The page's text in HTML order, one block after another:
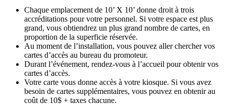
Chaque emplacement de 10’ X 10’ donne droit à trois
accréditations pour votre personnel. Si votre espace est plus
grand, vous obtiendrez un plus grand nombre de cartes, en
proportion de la superficie réservée.
Au moment de l’installation, vous pouvez aller chercher vos
cartes d’accès au bureau du promoteur.
Durant l’événement, rendez-vous à l’accueil pour obtenir vos
cartes d’accès.
Votre carte vous donne accès à votre kiosque. Si vous avez
besoin de cartes supplémentaires, vous pouvez en obtenir au
coût de 10$ + taxes chacune.